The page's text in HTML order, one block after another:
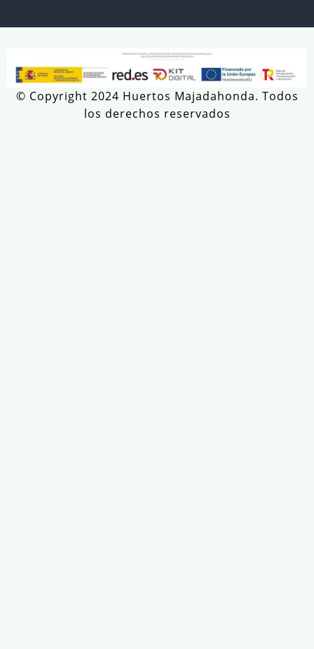
© Copyright 2024 Huertos Majadahonda. Todos
los derechos reservados